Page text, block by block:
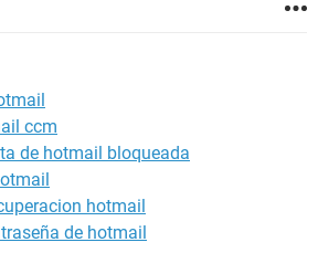
ccm
de hotmail bloqueada
hotmail
de hotmail